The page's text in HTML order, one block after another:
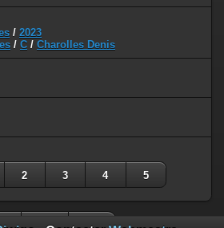
/ 2023
/ C / Charolles Denis
2 3 4 5